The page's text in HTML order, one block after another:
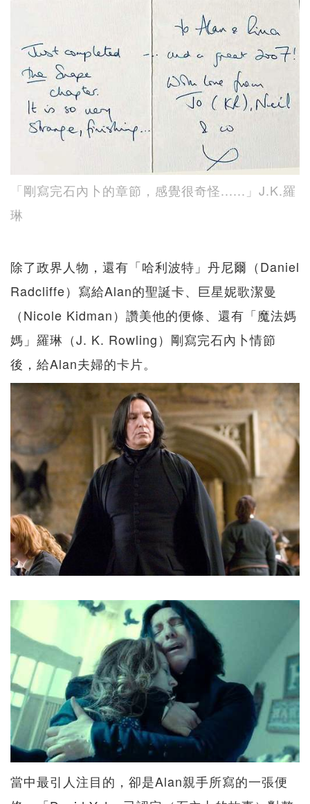
「剛寫完石內卜的章節，感覺很奇怪​......」J.K.​​​​​​羅
琳
除了政界人物，還有「哈利波特」丹尼爾（Daniel
Radcliffe）寫給Alan的聖誕卡、巨星妮歌潔曼
（Nicole Kidman）讚美他的便條、還有「魔法媽
媽」羅琳（J. K. Rowling）剛寫完石內卜情節
後，給Alan夫婦的卡片。
當中最引人注目的，卻是Alan親手所寫的一張便